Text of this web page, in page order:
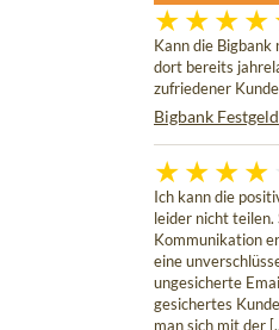
Kann die Bigbank
dort bereits
zufriedener
Bigbank Festgeld
Ich kann die
leider nicht teilen.
Kommunikation
eine
ungesicherte
gesichertes
man sich mit der